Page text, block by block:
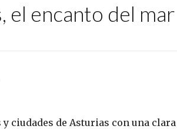
el encanto del mar
ciudades de Asturias con una clara